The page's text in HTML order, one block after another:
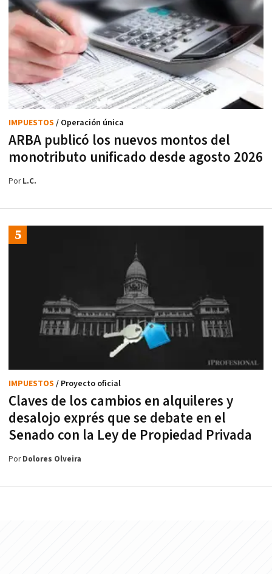
ARBA publicó los nuevos montos del
monotributo unificado desde agosto 2026
IMPUESTOS / Operación única
PorL.C.
Claves de los cambios en alquileres y
desalojo exprés que se debate en el
Senado con la Ley de Propiedad Privada
IMPUESTOS / Proyecto oficial
PorDolores Olveira